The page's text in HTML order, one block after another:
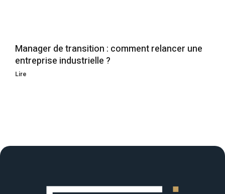
Manager de transition : comment relancer une
entreprise industrielle ?
Lire